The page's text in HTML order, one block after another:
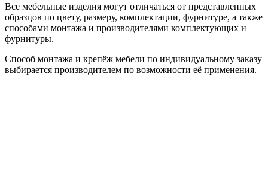
Все мебельные изделия могут отличаться от представленных
образцов по цвету, размеру, комплектации, фурнитуре, а также
способами монтажа и производителями комплектующих и
фурнитуры.
Способ монтажа и крепёж мебели по индивидуальному заказу
выбирается производителем по возможности её применения.